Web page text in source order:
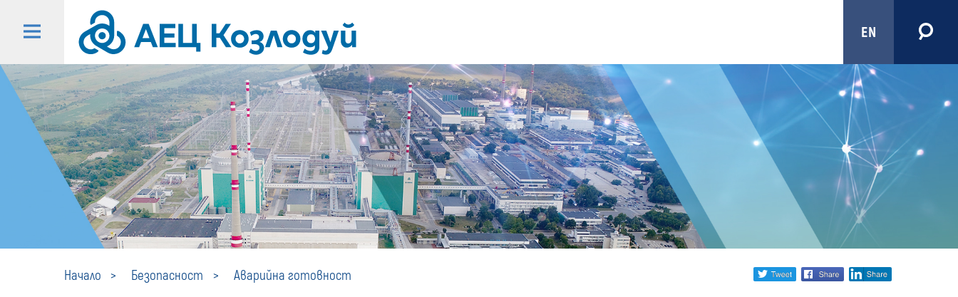
EN
Начало Безопасност Аварийна готовност
Share
twitter facebook